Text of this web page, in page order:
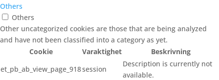
Others
Others
Other uncategorized cookies are those that are being analyzed
and have not been classified into a category as yet.
Cookie
Varaktighet
Beskrivning
et_pb_ab_view_page_918session
Description is currently not
available.